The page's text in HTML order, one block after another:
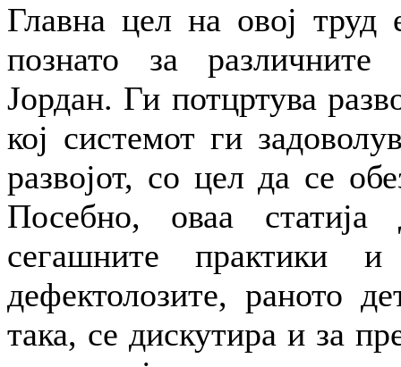
Главна цел на овој
познато за
Јордан. Ги потцртува
кој системот ги
развојот, со цел да се
Посебно, оваа статија
сегашните практики
дефектолозите, раното
така, се дискутира и за